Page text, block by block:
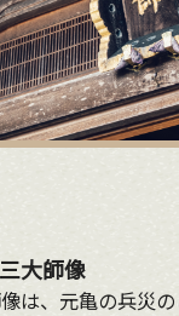
大師像
は、元亀の兵災